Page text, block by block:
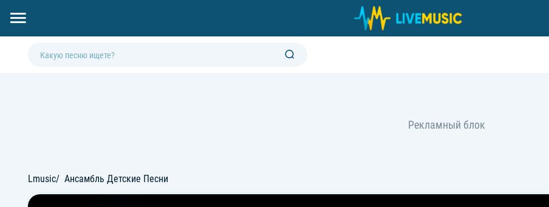
Lmusic Ансамбль Детские Песни